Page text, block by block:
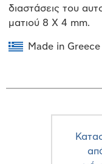
διαστάσεις του
ματιού 8 X 4 mm.
Made in Greece